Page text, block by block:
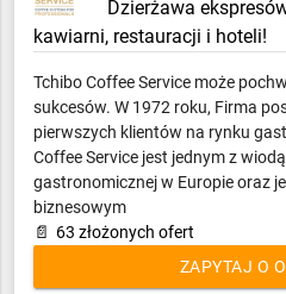
Multimedia i nagłośnienie
Obrazy, Ramy, Lustra
Ogrzewanie i opał
Opakowania
Oświetlenie, elektryka
Piece i kominki
Piekarnictwo i cukiernictwo
Podłogi, Ściany, Sufity
Pozostałe
Dzierżawa
kawiarni, restauracji i hoteli!
Tchibo Coffee Service może
sukcesów. W 1972 roku, Firma
pierwszych klientów na rynku
Coffee Service jest jednym z
gastronomicznej w Europie oraz
biznesowym
📄 63 złożonych ofert
ZAPYTAJ O